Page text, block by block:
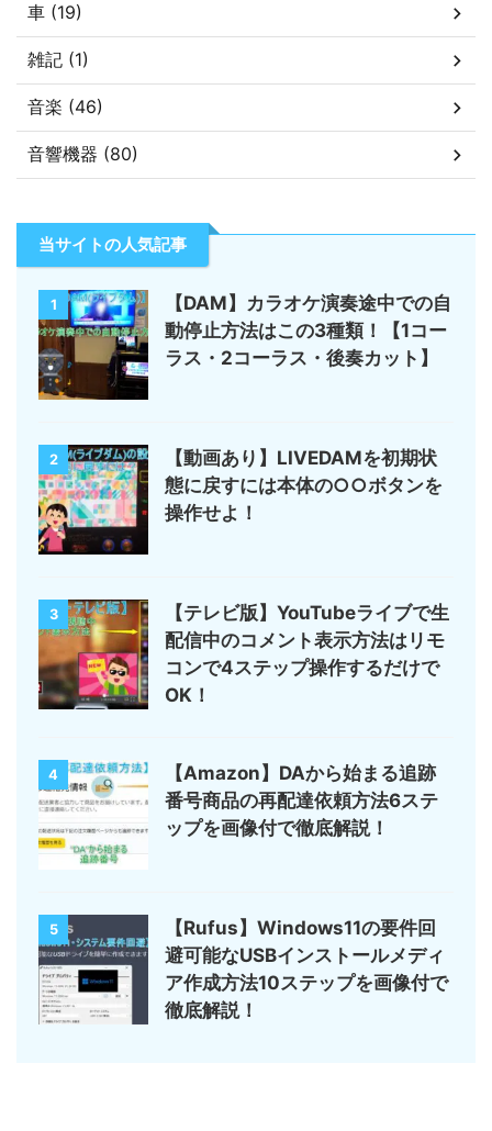
車 (19)
雑記 (1)
音楽 (46)
音響機器 (80)
当サイトの人気記事
1
【DAM】カラオケ演奏途中での自
動停止方法はこの3種類！【1コー
ラス・2コーラス・後奏カット】
2
【動画あり】LIVEDAMを初期状
態に戻すには本体の○○ボタンを
操作せよ！
3
【テレビ版】YouTubeライブで生
配信中のコメント表示方法はリモ
コンで4ステップ操作するだけで
OK！
4
【Amazon】DAから始まる追跡
番号商品の再配達依頼方法6ステ
ップを画像付で徹底解説！
5
【Rufus】Windows11の要件回
避可能なUSBインストールメディ
ア作成方法10ステップを画像付で
徹底解説！